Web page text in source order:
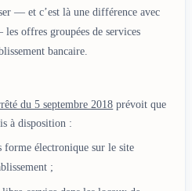
— et c’est là une différence avec
offres groupées de services
bancaire.
du 5 septembre 2018 prévoit que
à disposition :
forme électronique sur le site
;